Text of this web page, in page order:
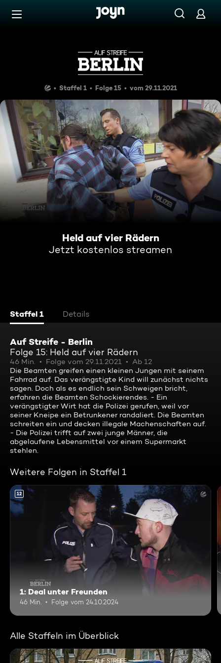
Zum Inhalt springen
Held auf vier Rädern
Staffel 1 Folge 15 vom 29.11.2021
Held auf vier Rädern
Jetzt kostenlos streamen
Staffel 1 Details
Auf Streife - Berlin
Folge 15: Held auf vier Rädern
46 Min. Folge vom 29.11.2021
Ab 12
Die Beamten greifen einen kleinen Jungen mit seinem
Fahrrad auf. Das verängstigte Kind will zunächst nichts
sagen. Doch als es endlich sein Schweigen bricht,
erfahren die Beamten Schockierendes. - Ein
verängstigter Wirt hat die Polizei gerufen, weil vor
seiner Kneipe ein Betrunkener randaliert. Die Beamten
schreiten ein und decken illegale Machenschaften auf.
- Die Polizei trifft auf zwei junge Männer, die
abgelaufene Lebensmittel vor einem Supermarkt
stehlen.
Weitere Folgen in Staffel 1
12
1: Deal unter Freunden
46 Min. Folge vom 24.10.2024
Alle Staffeln im Überblick